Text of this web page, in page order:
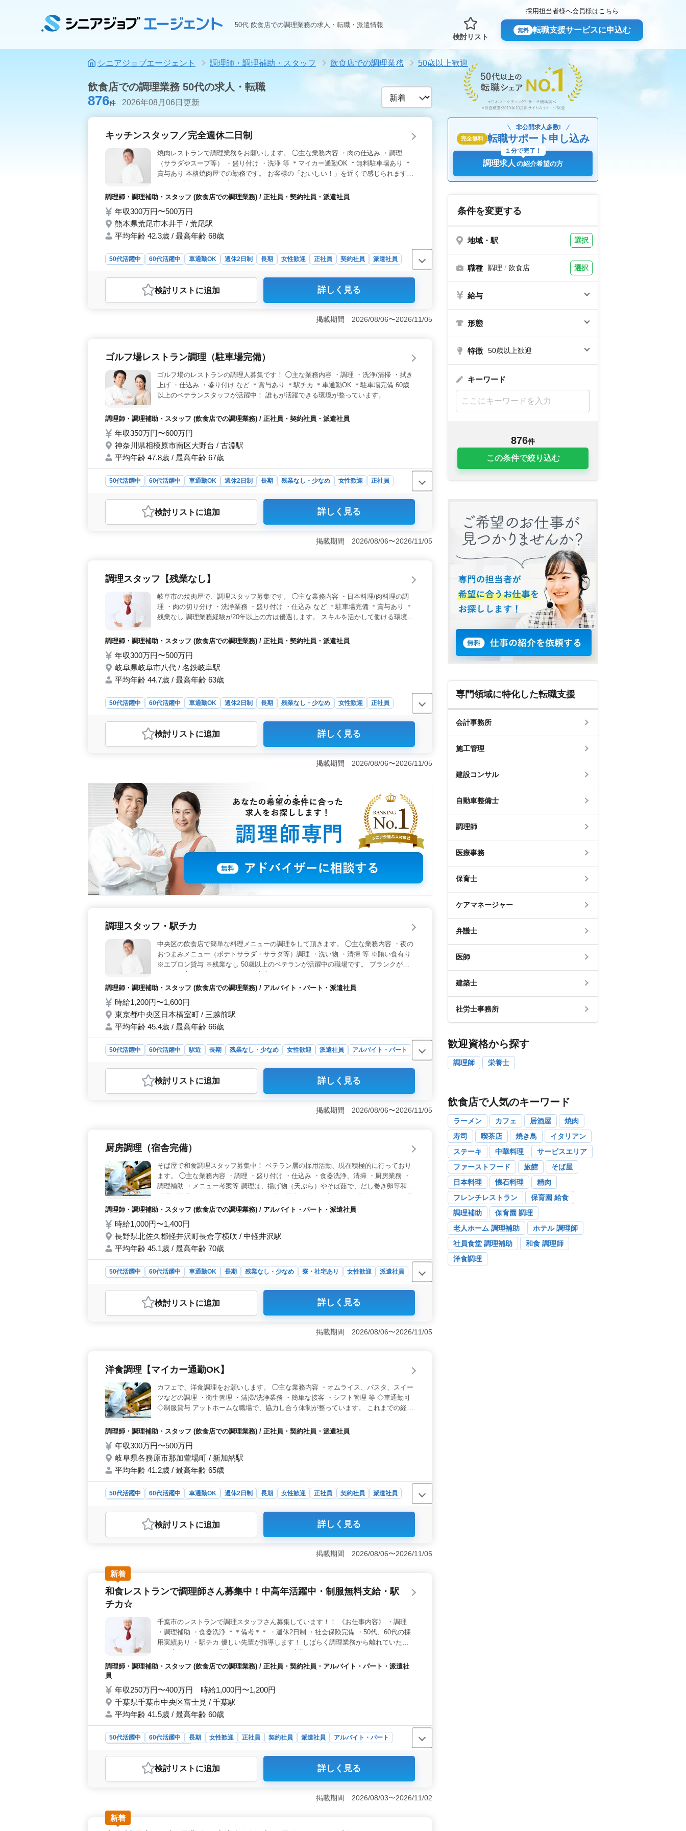
50代 飲食店での調理業務の求人・転職・派遣情報
検討リスト
採用担当者様へ会員様はこちら
無料 転職支援サービスに申込む
シニアジョブエージェント 調理師・調理補助・スタッフ 飲食店での調理業務 50歳以上歓迎
完全無料
非公開求人多数!
転職サポート申し込み
調理求人 の紹介希望の方
１分で完了！
条件を変更する
地域・駅 選択
職種 調理 / 飲食店 選択
給与
形態
特徴 50歳以上歓迎
キーワード
876件
この条件で絞り込む
飲食店での調理業務 50代の求人・転職
876件 2026年08月06日更新
キッチンスタッフ／完全週休二日制
焼肉レストランで調理業務をお願いします。 ◯主な業務内容 ・肉の仕込み ・調理
（サラダやスープ等） ・盛り付け ・洗浄 等 ＊マイカー通勤OK ＊無料駐車場あり ＊
賞与あり 本格焼肉屋での勤務です。 お客様の「おいしい！」を近くで感じられます。
調理師・調理補助・スタッフ (飲食店での調理業務) / 正社員・契約社員・派遣社員
年収300万円〜500万円
熊本県荒尾市本井手 / 荒尾駅
平均年齢 42.3歳 / 最高年齢 68歳
50代活躍中 60代活躍中 車通勤OK 週休2日制 長期 女性歓迎 正社員 契約社員
派遣社員
おすすめポイント
＜安定した収入と手厚い福利厚生＞ 年収は安定しており、賞与も年2回支給されます。社会保
環境が整っています。 ＜ 広々とした職場での充実した業務＞ 本格焼肉レストランで、多様
レスを軽減できる点が魅力です。地域に根ざした職場で、働きやすさが考慮されています。
検討リスト に追加 詳しく見る
掲載期間 2026/08/06〜2026/11/05
ゴルフ場レストラン調理（駐車場完備）
ゴルフ場のレストランの調理人募集です！ ◯主な業務内容 ・調理 ・洗浄/清掃 ・拭き
上げ ・仕込み ・盛り付け など ＊賞与あり ＊駅チカ ＊車通勤OK ＊駐車場完備 60歳
以上のベテランスタッフが活躍中！ 誰もが活躍できる環境が整っています。
調理師・調理補助・スタッフ (飲食店での調理業務) / 正社員・契約社員・派遣社員
年収350万円〜600万円
神奈川県相模原市南区大野台 / 古淵駅
平均年齢 47.8歳 / 最高年齢 67歳
50代活躍中 60代活躍中 車通勤OK 週休2日制 長期 残業なし・少なめ 女性歓迎
正社員
おすすめポイント
＜豊富な経験を活かせる職場環境＞ 60歳以上のベテランスタッフも活躍している職場で、調理
は、豊富なメニューと落ち着いた雰囲気が魅力です。 ＜ 働きやすい勤務条件＞ 週休二日制
た、賞与も支給されるため、経済的な安定が期待できます。さらに、各種保険が完備されている
検討リスト に追加 詳しく見る
掲載期間 2026/08/06〜2026/11/05
調理スタッフ【残業なし】
岐阜市の焼肉屋で、調理スタッフ募集です。 ◯主な業務内容 ・日本料理/肉料理の調
理 ・肉の切り分け ・洗浄業務 ・盛り付け ・仕込み など ＊駐車場完備 ＊賞与あり ＊
残業なし 調理業務経験が20年以上の方は優遇します。 スキルを活かして働ける環境が
調理師・調理補助・スタッフ (飲食店での調理業務) / 正社員・契約社員・派遣社員
年収300万円〜500万円
岐阜県岐阜市八代 / 名鉄岐阜駅
平均年齢 44.7歳 / 最高年齢 63歳
50代活躍中 60代活躍中 車通勤OK 週休2日制 長期 残業なし・少なめ 女性歓迎
正社員
おすすめポイント
＜残業なしで働きやすい環境＞ この求人は、残業が一切なく、定時での退社が可能なため、仕
調理経験を活かしつつ、ストレスの少ない働き方が可能です。 ＜安定した収入と福利厚生の
安定した収入を確保できます。社会保険も完備されており、安心して長く働くことができま
す。 ＜車通勤可能で通勤が便利＞ 車通勤が可能で、無料駐車場が完備されているため、通
勤が非常に便利です。好立地にあり、近隣にお住まいの方には特におすすめです。週休二日制な
ので、プライベートの時間もしっかり確保できます。
検討リスト に追加 詳しく見る
掲載期間 2026/08/06〜2026/11/05
調理スタッフ・駅チカ
中央区の飲食店で簡単な料理メニューの調理をして頂きます。 ◯主な業務内容 ・夜の
おつまみメニュー（ポテトサラダ・サラダ等）調理 ・洗い物 ・清掃 等 ※賄い食有り
※エプロン貸与 ※残業なし 50歳以上のベテランが活躍中の職場です。 ブランクがあ
っても丁寧にレクチャーするので安心してください。
調理師・調理補助・スタッフ (飲食店での調理業務) / アルバイト・パート・派遣社員
時給1,200円〜1,600円
東京都中央区日本橋室町 / 三越前駅
平均年齢 45.4歳 / 最高年齢 66歳
50代活躍中 60代活躍中 駅近 長期 残業なし・少なめ 女性歓迎 派遣社員
アルバイト・パート
おすすめポイント
＜ シンプルで働きやすい仕事内容＞ 仕事内容は夜のおつまみメニューの調理や洗い物、清掃と
ンクがある方でも安心して働ける環境です。 ＜働きやすいシフト制と福利厚生＞ シフト制
た、勤務中には賄い食が提供されるため、食費の節約にもつながり、スタッフへの配慮が感じら
検討リスト に追加 詳しく見る
掲載期間 2026/08/06〜2026/11/05
厨房調理（宿舎完備）
そば屋で和食調理スタッフ募集中！ ベテラン層の採用活動、現在積極的に行っており
ます。 ◯主な業務内容 ・調理 ・盛り付け ・仕込み ・食器洗浄、清掃 ・厨房業務 ・
調理補助 ・メニュー考案等 調理は、揚げ物（天ぷら）やそば茹で、だし巻き卵等和食
務時間応相談です。 ライフスタイルに合った働き方も可能です！
調理師・調理補助・スタッフ (飲食店での調理業務) / アルバイト・パート・派遣社員
時給1,000円〜1,400円
長野県北佐久郡軽井沢町長倉字横吹 / 中軽井沢駅
平均年齢 45.1歳 / 最高年齢 70歳
50代活躍中 60代活躍中 車通勤OK 長期 残業なし・少なめ 寮・社宅あり 女性歓迎
派遣社員
おすすめポイント
＜充実した待遇＞ 宿舎完備で安心して働けます。単身用の1人部屋や相部屋があり、費用も1日
済的な負担が少ないです。さらに、雇用・労災・健康・厚生などの社会保険も完備しており、長
チェンジを考えている方にもおすすめです。特に調理経験が1年以上あれば、即戦力として活躍
能です。残業がないため、プライベートの時間も大切にできます。勤務時間も9時から22時の間
で3時間以上と柔軟に対応してくれるため、自分のペースで働けます。また、勤務時間は相談可
能なので、家庭や趣味との両立も図りやすいです。
検討リスト に追加 詳しく見る
掲載期間 2026/08/06〜2026/11/05
洋食調理【マイカー通勤OK】
カフェで、洋食調理をお願いします。 ◯主な業務内容 ・オムライス、パスタ、スイー
ツなどの調理 ・衛生管理 ・清掃/洗浄業務 ・簡単な接客 ・シフト管理 等 ◇車通勤可
◇制服貸与 アットホームな職場で、協力し合う体制が整っています。 これまでの経験
調理師・調理補助・スタッフ (飲食店での調理業務) / 正社員・契約社員・派遣社員
年収300万円〜500万円
岐阜県各務原市那加萱場町 / 新加納駅
平均年齢 41.2歳 / 最高年齢 65歳
50代活躍中 60代活躍中 車通勤OK 週休2日制 長期 女性歓迎 正社員 契約社員
派遣社員
おすすめポイント
＜ 調理経験を活かせるリーダーシップの発揮＞ オムライス、パスタ、スイーツなどの調理だけ
ーシップを発揮できるポジションです。調理経験が1年以上あれば挑戦でき、キャリアアップに
ありません。また、賞与制度があり、前年度実績で計2.00ヶ月分の支給が見込めます。充実した
福利厚生が整っており、長期的に安心して働ける環境です。 ＜休暇制度の充実＞ 月に6～7
日休みがあり、夏季や正月休暇も確保されているため、リフレッシュする時間が十分に取れま
す。有給休暇を取得しやすい点も魅力です。アットホームな職場で、年齢に関係なく活躍できま
検討リスト に追加 詳しく見る
掲載期間 2026/08/06〜2026/11/05
新着
和食レストランで調理師さん募集中！中高年活躍中・制服無料支給・駅
チカ☆
千葉市のレストランで調理スタッフさん募集しています！！ 《お仕事内容》 ・調理
・調理補助 ・食器洗浄 ＊＊備考＊＊ ・週休2日制 ・社会保険完備 ・50代、60代の採
用実績あり ・駅チカ 優しい先輩が指導します！ しばらく調理業務から離れていた方
調理師・調理補助・スタッフ (飲食店での調理業務) / 正社員・契約社員・アルバイト・パート・派遣社
員
年収250万円〜400万円 時給1,000円〜1,200円
千葉県千葉市中央区富士見 / 千葉駅
平均年齢 41.5歳 / 最高年齢 60歳
50代活躍中 60代活躍中 長期 女性歓迎 正社員 契約社員 派遣社員
アルバイト・パート
おすすめポイント
＜中高年層の活躍＞ 木更津市のこの和食レストランでは、50代、60代の中高年層が活躍中で
す。経験を活かして、料理の提供に携わることができます。 ＜勤務条件の魅力＞ 週休2日
際の負担も軽減されます。 ＜アクセスと働きやすさ＞ 駅チカであり、車通勤も可能なた
め、通勤便利です。時間外は月10〜20時間程度と、残業も少なめです。
検討リスト に追加 詳しく見る
掲載期間 2026/08/03〜2026/11/02
新着
専門領域に特化した転職支援
会計事務所
施工管理
建設コンサル
自動車整備士
調理師
医療事務
保育士
ケアマネージャー
弁護士
医師
建築士
社労士事務所
歓迎資格から探す
調理師 栄養士
飲食店で人気のキーワード
ラーメン カフェ 居酒屋
焼肉
寿司
喫茶店 焼き鳥
イタリアン
ステーキ
中華料理
サービスエリア
ファーストフード
旅館
そば屋
日本料理
懐石料理
精肉
フレンチレストラン
保育園 給食
調理補助
保育園 調理
老人ホーム 調理補助
ホテル 調理師
社員食堂 調理補助
和食 調理師
洋食調理